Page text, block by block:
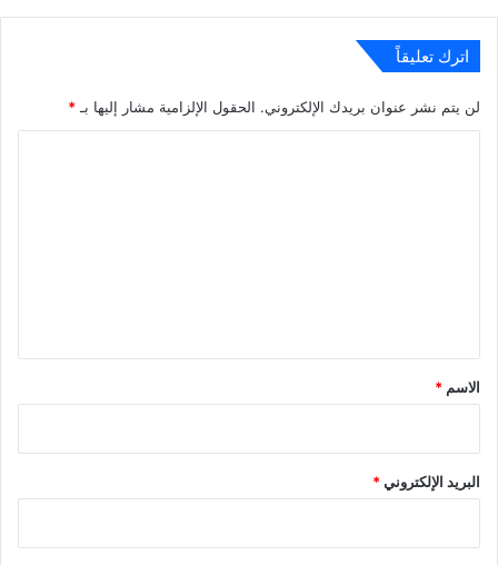
اترك تعليقاً
لن يتم نشر عنوان بريدك الإلكتروني. الحقول الإلزامية مشار إليها بـ*
*
الاسم *
البريد الإلكتروني*